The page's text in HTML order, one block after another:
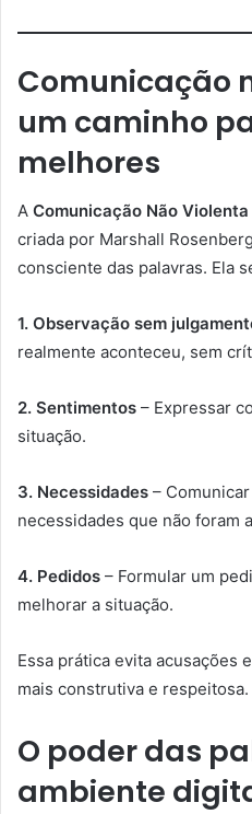
Comunicação
um caminho
melhores
A Comunicação Não Violenta
criada por Marshall
consciente das palavras. Ela
1. Observação sem
realmente aconteceu, sem
2. Sentimentos – Expressar
situação.
3. Necessidades –
necessidades que não foram
4. Pedidos – Formular um
melhorar a situação.
Essa prática evita acusações
mais construtiva e respeitosa.
O poder das
ambiente